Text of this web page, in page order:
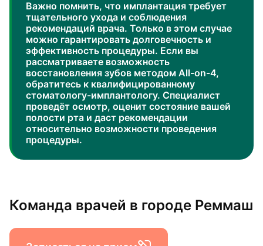
Важно помнить, что имплантация требует
тщательного ухода и соблюдения
рекомендаций врача. Только в этом случае
можно гарантировать долговечность и
эффективность процедуры. Если вы
рассматриваете возможность
восстановления зубов методом All-on-4,
обратитесь к квалифицированному
стоматологу-имплантологу. Специалист
проведёт осмотр, оценит состояние вашей
полости рта и даст рекомендации
относительно возможности проведения
процедуры.
Команда врачей в городе Реммаш